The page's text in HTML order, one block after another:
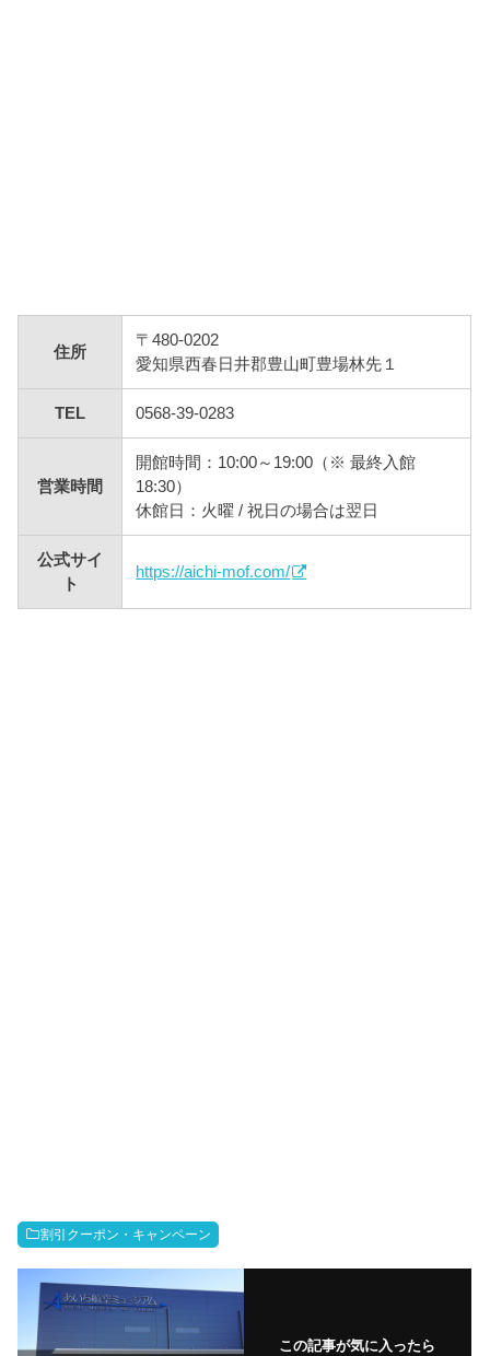
住所
〒480-0202
愛知県西春日井郡豊山町豊場林先１
TEL 0568-39-0283
営業時間
開館時間：10:00～19:00（※ 最終入館
18:30）
休館日：火曜 / 祝日の場合は翌日
公式サイ
ト
https://aichi-mof.com/
割引クーポン・キャンペーン
この記事が気に入ったら